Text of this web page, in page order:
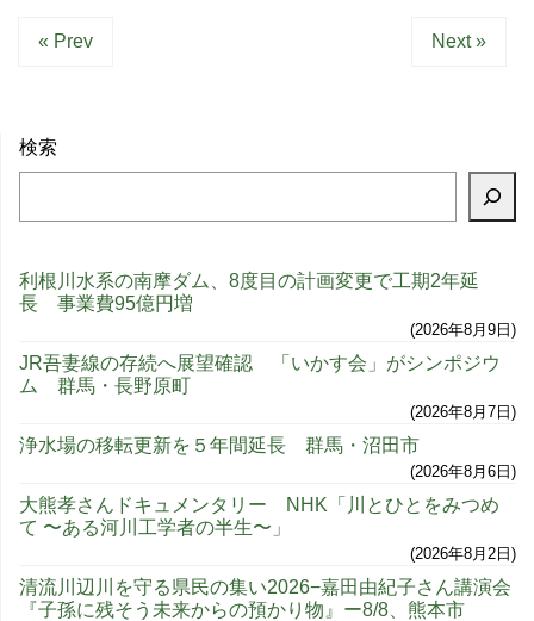
« Prev Next »
検索
利根川水系の南摩ダム、8度目の計画変更で工期2年延
長 事業費95億円増
2026年8月9日
JR吾妻線の存続へ展望確認 「いかす会」がシンポジウ
ム 群馬・長野原町
2026年8月7日
浄水場の移転更新を５年間延長 群馬・沼田市
2026年8月6日
大熊孝さんドキュメンタリー NHK「川とひとをみつめ
て 〜ある河川工学者の半生〜」
2026年8月2日
清流川辺川を守る県民の集い2026−嘉田由紀子さん講演会
『子孫に残そう未来からの預かり物』ー8/8、熊本市